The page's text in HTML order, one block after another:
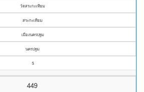
วัดสระกะเทียม
สระกะเทียม
เมืองนครปฐม
นครปฐม
5
449